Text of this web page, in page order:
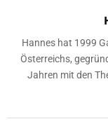
Hannes hat 1999
Österreichs,
Jahren mit den